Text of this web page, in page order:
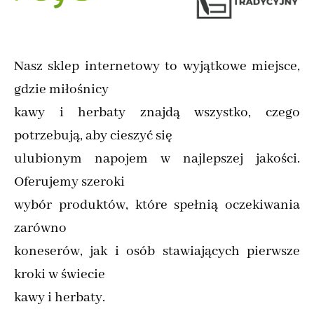
Nasz sklep internetowy to wyjątkowe miejsce,
gdzie miłośnicy
kawy i herbaty znajdą wszystko, czego
potrzebują, aby cieszyć się
ulubionym napojem w najlepszej jakości.
Oferujemy szeroki
wybór produktów, które spełnią oczekiwania
zarówno
koneserów, jak i osób stawiających pierwsze
kroki w świecie
kawy i herbaty.